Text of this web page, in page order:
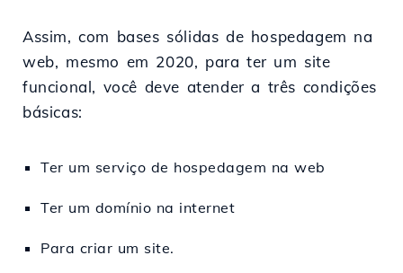
Assim, com bases sólidas de hospedagem na
web, mesmo em 2020, para ter um site
funcional, você deve atender a três condições
básicas:
Ter um serviço de hospedagem na web
Ter um domínio na internet
Para criar um site.